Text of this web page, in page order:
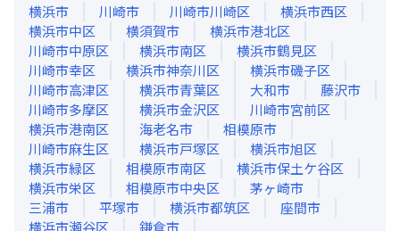
横浜市
川崎市 川崎市川崎区
横浜市西区
横浜市中区
横須賀市
横浜市港北区
川崎市中原区
横浜市南区
横浜市鶴見区
川崎市幸区
横浜市神奈川区
横浜市磯子区
川崎市高津区
横浜市青葉区 大和市
藤沢市
川崎市多摩区
横浜市金沢区
川崎市宮前区
横浜市港南区
海老名市
相模原市
川崎市麻生区
横浜市戸塚区
横浜市旭区
横浜市緑区
相模原市南区
横浜市保土ケ谷区
横浜市栄区
相模原市中央区
茅ヶ崎市
三浦市
平塚市 横浜市都筑区
座間市
横浜市瀬谷区
鎌倉市